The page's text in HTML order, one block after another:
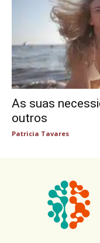
As suas
outros
Patricia Tavares